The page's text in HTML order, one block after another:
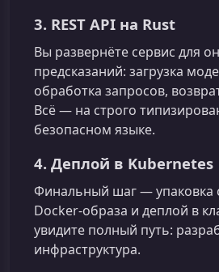
3. REST API на Rust
Вы развернёте сервис для
предсказаний: загрузка
обработка запросов,
Всё — на строго
безопасном языке.
4. Деплой в Kubernetes
Финальный шаг — упаковка
Docker-образа и деплой в
увидите полный путь:
инфраструктура.